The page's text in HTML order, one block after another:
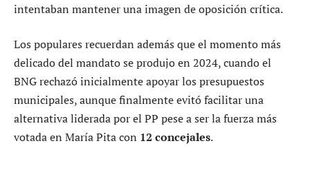
intentaban mantener una imagen de oposición crítica.
Los populares recuerdan además que el momento más
delicado del mandato se produjo en 2024, cuando el
BNG rechazó inicialmente apoyar los presupuestos
municipales, aunque finalmente evitó facilitar una
alternativa liderada por el PP pese a ser la fuerza más
votada en María Pita con 12 concejales.